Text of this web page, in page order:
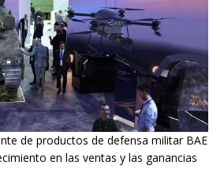
de productos de defensa militar BAE
en las ventas y las ganancias